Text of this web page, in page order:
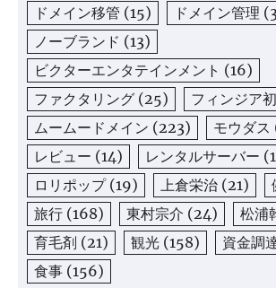
ドメイン移管 (15) ドメイン管理
ノーブランド (13)
ビクターエンタテインメント (16)
ファクタリング (25) フィンジア
ムームードメイン (223) モウダス
レビュー (14) レンタルサーバー
ロリポップ(19) 上倉栄治 (21)
旅行 (168) 東村宗介 (24) 松浦
育毛剤 (21) 観光 (158) 資金調
食事 (156)